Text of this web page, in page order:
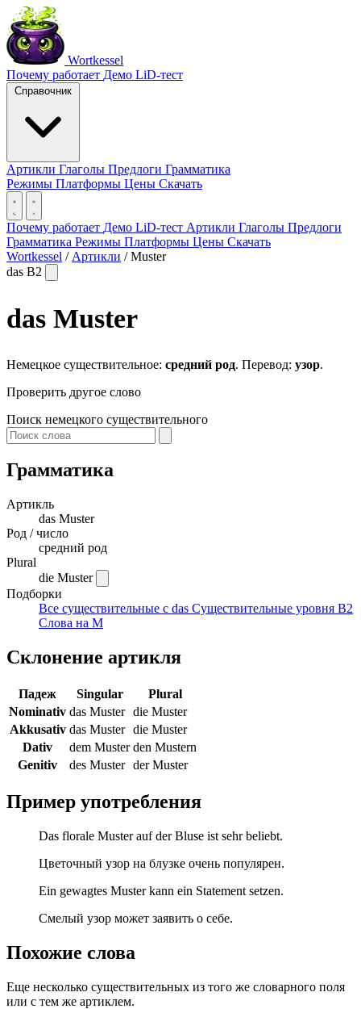
Wortkessel
Почему работает Демо LiD-тест
Справочник
Артикли Глаголы Предлоги Грамматика
Режимы Платформы Цены Скачать
Почему работает Демо LiD-тест Артикли Глаголы Предлоги
Грамматика Режимы Платформы Цены Скачать
Wortkessel / Артикли / Muster
das B2
das Muster
Немецкое существительное: средний род. Перевод: узор.
Проверить другое слово
Поиск немецкого существительного
Грамматика
Артикль
das Muster
Род / число
средний род
Plural
die Muster
Подборки
Все существительные с das Существительные уровня B2
Слова на M
Склонение артикля
Падеж Singular
Plural
Nominativ das Muster die Muster
Akkusativ das Muster die Muster
Dativ
dem Muster den Mustern
Genitiv
des Muster der Muster
Пример употребления
Das florale Muster auf der Bluse ist sehr beliebt.
Цветочный узор на блузке очень популярен.
Ein gewagtes Muster kann ein Statement setzen.
Смелый узор может заявить о себе.
Похожие слова
Еще несколько существительных из того же словарного поля
или с тем же артиклем.